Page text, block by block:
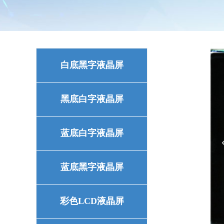
白底黑字液晶屏
黑底白字液晶屏
蓝底白字液晶屏
蓝底黑字液晶屏
彩色LCD液晶屏